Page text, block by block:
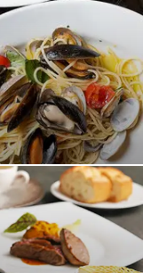
と詰め込まれた前菜
得なハッピーアワー
ル2
ある本格イタリア
クメニューが充実し
ィナーは90分飲み放
会にも◎